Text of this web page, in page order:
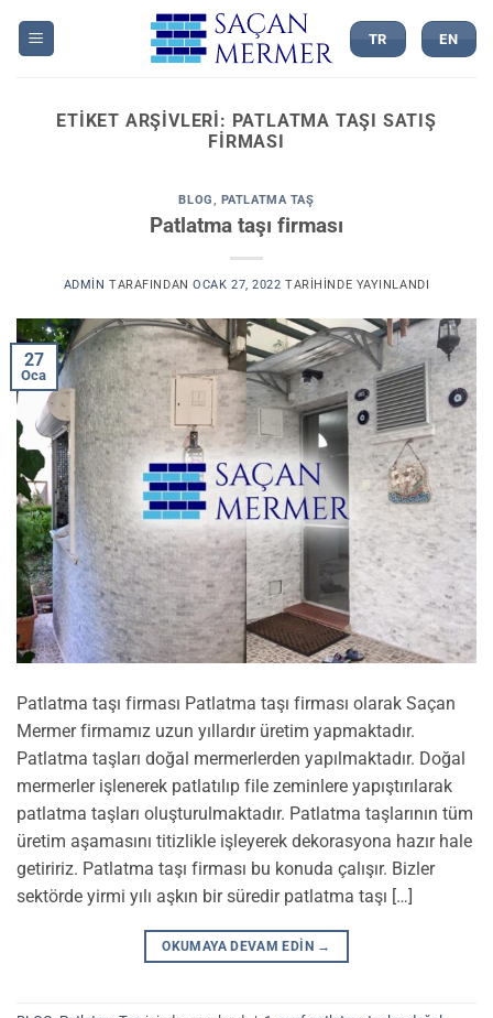
TR EN
ETIKET ARŞIVLERI: PATLATMA TAŞI SATIŞ
FIRMASI
BLOG, PATLATMA TAŞ
Patlatma taşı firması
ADMIN TARAFINDAN OCAK 27, 2022 TARIHINDE YAYINLANDI
27
Oca
Patlatma taşı firması Patlatma taşı firması olarak Saçan
Mermer firmamız uzun yıllardır üretim yapmaktadır.
Patlatma taşları doğal mermerlerden yapılmaktadır. Doğal
mermerler işlenerek patlatılıp file zeminlere yapıştırılarak
patlatma taşları oluşturulmaktadır. Patlatma taşlarının tüm
üretim aşamasını titizlikle işleyerek dekorasyona hazır hale
getiririz. Patlatma taşı firması bu konuda çalışır. Bizler
sektörde yirmi yılı aşkın bir süredir patlatma taşı […]
OKUMAYA DEVAM EDIN →